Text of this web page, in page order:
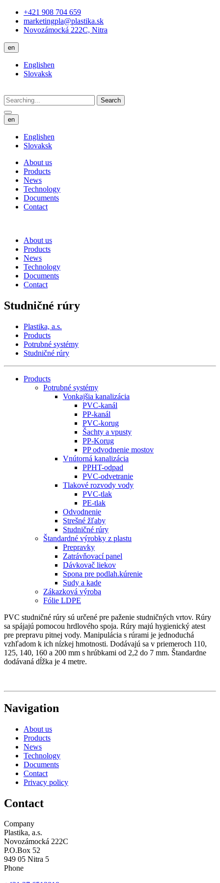
+421 908 704 659
marketingpla@plastika.sk
Novozámocká 222C, Nitra
en
Englishen
Slovaksk
Search
en
Englishen
Slovaksk
About us
Products
News
Technology
Documents
Contact
About us
Products
News
Technology
Documents
Contact
Studničné rúry
Plastika, a.s.
Products
Potrubné systémy
Studničné rúry
Products
Potrubné systémy
Vonkajšia kanalizácia
PVC-kanál
PP-kanál
PVC-korug
Šachty a vpusty
PP-Korug
PP odvodnenie mostov
Vnútorná kanalizácia
PPHT-odpad
PVC-odvetranie
Tlakové rozvody vody
PVC-tlak
PE-tlak
Odvodnenie
Strešné žľaby
Studničné rúry
Štandardné výrobky z plastu
Prepravky
Zatrávňovací panel
Dávkovač liekov
Spona pre podlah.kúrenie
Sudy a kade
Zákazková výroba
Fólie LDPE
PVC studničné rúry sú určené pre paženie studničných vrtov. Rúry
sa spájajú pomocou hrdlového spoja. Rúry majú hygienický atest
pre prepravu pitnej vody. Manipulácia s rúrami je jednoduchá
vzhľadom k ich nízkej hmotnosti. Dodávajú sa v priemeroch 110,
125, 140, 160 a 200 mm s hrúbkami od 2,2 do 7 mm. Štandardne
dodávaná dĺžka je 4 metre.
Navigation
About us
Products
News
Technology
Documents
Contact
Privacy policy
Contact
Company
Plastika, a.s.
Novozámocká 222C
P.O.Box 52
949 05 Nitra 5
Phone